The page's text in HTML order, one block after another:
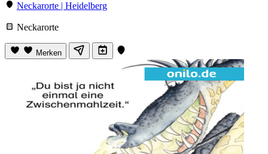
Neckarorte | Heidelberg
Neckarorte
Merken